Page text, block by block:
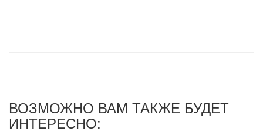
ВОЗМОЖНО ВАМ ТАКЖЕ БУДЕТ
ИНТЕРЕСНО: